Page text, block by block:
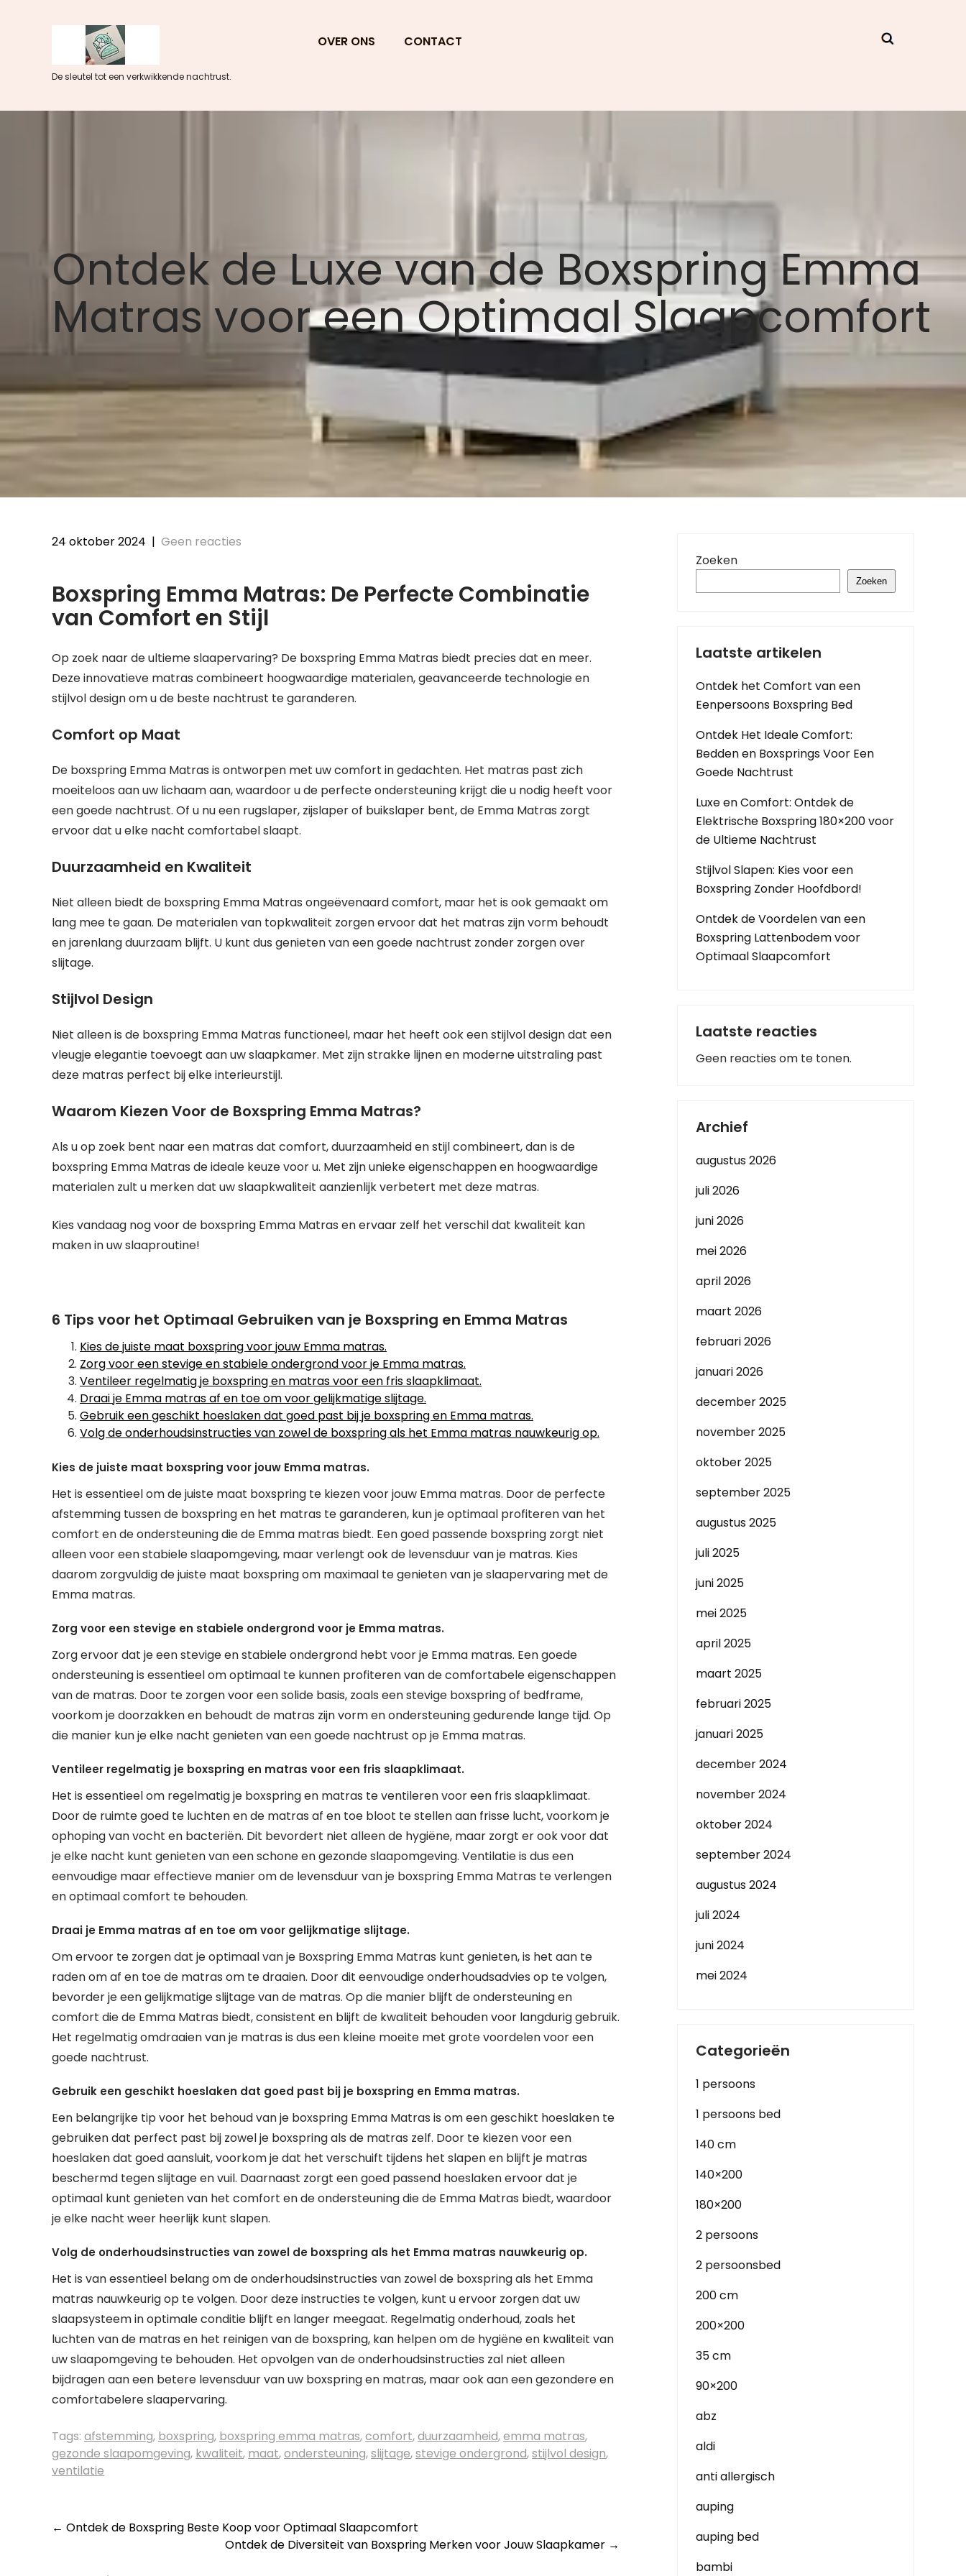
De sleutel tot een verkwikkende nachtrust.
OVER ONS CONTACT
Ontdek de Luxe van de Boxspring Emma
Matras voor een Optimaal Slaapcomfort
24 oktober 2024 | Geen reacties
Boxspring Emma Matras: De Perfecte Combinatie
van Comfort en Stijl
Op zoek naar de ultieme slaapervaring? De boxspring Emma Matras biedt precies dat en meer.
Deze innovatieve matras combineert hoogwaardige materialen, geavanceerde technologie en
stijlvol design om u de beste nachtrust te garanderen.
Comfort op Maat
De boxspring Emma Matras is ontworpen met uw comfort in gedachten. Het matras past zich
moeiteloos aan uw lichaam aan, waardoor u de perfecte ondersteuning krijgt die u nodig heeft voor
een goede nachtrust. Of u nu een rugslaper, zijslaper of buikslaper bent, de Emma Matras zorgt
ervoor dat u elke nacht comfortabel slaapt.
Duurzaamheid en Kwaliteit
Niet alleen biedt de boxspring Emma Matras ongeëvenaard comfort, maar het is ook gemaakt om
lang mee te gaan. De materialen van topkwaliteit zorgen ervoor dat het matras zijn vorm behoudt
en jarenlang duurzaam blijft. U kunt dus genieten van een goede nachtrust zonder zorgen over
slijtage.
Stijlvol Design
Niet alleen is de boxspring Emma Matras functioneel, maar het heeft ook een stijlvol design dat een
vleugje elegantie toevoegt aan uw slaapkamer. Met zijn strakke lijnen en moderne uitstraling past
deze matras perfect bij elke interieurstijl.
Waarom Kiezen Voor de Boxspring Emma Matras?
Als u op zoek bent naar een matras dat comfort, duurzaamheid en stijl combineert, dan is de
boxspring Emma Matras de ideale keuze voor u. Met zijn unieke eigenschappen en hoogwaardige
materialen zult u merken dat uw slaapkwaliteit aanzienlijk verbetert met deze matras.
Kies vandaag nog voor de boxspring Emma Matras en ervaar zelf het verschil dat kwaliteit kan
maken in uw slaaproutine!
6 Tips voor het Optimaal Gebruiken van je Boxspring en Emma Matras
Kies de juiste maat boxspring voor jouw Emma matras.
Zorg voor een stevige en stabiele ondergrond voor je Emma matras.
Ventileer regelmatig je boxspring en matras voor een fris slaapklimaat.
Draai je Emma matras af en toe om voor gelijkmatige slijtage.
Gebruik een geschikt hoeslaken dat goed past bij je boxspring en Emma matras.
Volg de onderhoudsinstructies van zowel de boxspring als het Emma matras nauwkeurig op.
Kies de juiste maat boxspring voor jouw Emma matras.
Het is essentieel om de juiste maat boxspring te kiezen voor jouw Emma matras. Door de perfecte
afstemming tussen de boxspring en het matras te garanderen, kun je optimaal profiteren van het
comfort en de ondersteuning die de Emma matras biedt. Een goed passende boxspring zorgt niet
alleen voor een stabiele slaapomgeving, maar verlengt ook de levensduur van je matras. Kies
daarom zorgvuldig de juiste maat boxspring om maximaal te genieten van je slaapervaring met de
Emma matras.
Zorg voor een stevige en stabiele ondergrond voor je Emma matras.
Zorg ervoor dat je een stevige en stabiele ondergrond hebt voor je Emma matras. Een goede
ondersteuning is essentieel om optimaal te kunnen profiteren van de comfortabele eigenschappen
van de matras. Door te zorgen voor een solide basis, zoals een stevige boxspring of bedframe,
voorkom je doorzakken en behoudt de matras zijn vorm en ondersteuning gedurende lange tijd. Op
die manier kun je elke nacht genieten van een goede nachtrust op je Emma matras.
Ventileer regelmatig je boxspring en matras voor een fris slaapklimaat.
Het is essentieel om regelmatig je boxspring en matras te ventileren voor een fris slaapklimaat.
Door de ruimte goed te luchten en de matras af en toe bloot te stellen aan frisse lucht, voorkom je
ophoping van vocht en bacteriën. Dit bevordert niet alleen de hygiëne, maar zorgt er ook voor dat
je elke nacht kunt genieten van een schone en gezonde slaapomgeving. Ventilatie is dus een
eenvoudige maar effectieve manier om de levensduur van je boxspring Emma Matras te verlengen
en optimaal comfort te behouden.
Draai je Emma matras af en toe om voor gelijkmatige slijtage.
Om ervoor te zorgen dat je optimaal van je Boxspring Emma Matras kunt genieten, is het aan te
raden om af en toe de matras om te draaien. Door dit eenvoudige onderhoudsadvies op te volgen,
bevorder je een gelijkmatige slijtage van de matras. Op die manier blijft de ondersteuning en
comfort die de Emma Matras biedt, consistent en blijft de kwaliteit behouden voor langdurig gebruik.
Het regelmatig omdraaien van je matras is dus een kleine moeite met grote voordelen voor een
goede nachtrust.
Gebruik een geschikt hoeslaken dat goed past bij je boxspring en Emma matras.
Een belangrijke tip voor het behoud van je boxspring Emma Matras is om een geschikt hoeslaken te
gebruiken dat perfect past bij zowel je boxspring als de matras zelf. Door te kiezen voor een
hoeslaken dat goed aansluit, voorkom je dat het verschuift tijdens het slapen en blijft je matras
beschermd tegen slijtage en vuil. Daarnaast zorgt een goed passend hoeslaken ervoor dat je
optimaal kunt genieten van het comfort en de ondersteuning die de Emma Matras biedt, waardoor
je elke nacht weer heerlijk kunt slapen.
Volg de onderhoudsinstructies van zowel de boxspring als het Emma matras nauwkeurig op.
Het is van essentieel belang om de onderhoudsinstructies van zowel de boxspring als het Emma
matras nauwkeurig op te volgen. Door deze instructies te volgen, kunt u ervoor zorgen dat uw
slaapsysteem in optimale conditie blijft en langer meegaat. Regelmatig onderhoud, zoals het
luchten van de matras en het reinigen van de boxspring, kan helpen om de hygiëne en kwaliteit van
uw slaapomgeving te behouden. Het opvolgen van de onderhoudsinstructies zal niet alleen
bijdragen aan een betere levensduur van uw boxspring en matras, maar ook aan een gezondere en
comfortabelere slaapervaring.
Tags: afstemming, boxspring, boxspring emma matras,comfort,duurzaamheid,emma matras,
gezonde slaapomgeving, kwaliteit, maat,ondersteuning,slijtage,stevige ondergrond,stijlvol design,
ventilatie
Berichtnavigatie
← Ontdek de Boxspring Beste Koop voor Optimaal Slaapcomfort
Ontdek de Diversiteit van Boxspring Merken voor Jouw Slaapkamer →
Zoeken
Zoeken
Laatste artikelen
Ontdek het Comfort van een
Eenpersoons Boxspring Bed
Ontdek Het Ideale Comfort:
Bedden en Boxsprings Voor Een
Goede Nachtrust
Luxe en Comfort: Ontdek de
Elektrische Boxspring 180×200 voor
de Ultieme Nachtrust
Stijlvol Slapen: Kies voor een
Boxspring Zonder Hoofdbord!
Ontdek de Voordelen van een
Boxspring Lattenbodem voor
Optimaal Slaapcomfort
Laatste reacties
Geen reacties om te tonen.
Archief
augustus 2026
juli 2026
juni 2026
mei 2026
april 2026
maart 2026
februari 2026
januari 2026
december 2025
november 2025
oktober 2025
september 2025
augustus 2025
juli 2025
juni 2025
mei 2025
april 2025
maart 2025
februari 2025
januari 2025
december 2024
november 2024
oktober 2024
september 2024
augustus 2024
juli 2024
juni 2024
mei 2024
Categorieën
1 persoons
1 persoons bed
140 cm
140×200
180×200
2 persoons
2 persoonsbed
200 cm
200×200
35 cm
90×200
abz
aldi
anti allergisch
auping
auping bed
bambi